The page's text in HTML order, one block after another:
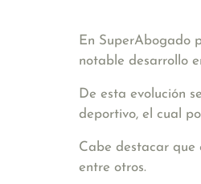
En SuperAbogado
notable desarrollo
De esta evolución
deportivo, el cual
Cabe destacar que
entre otros.